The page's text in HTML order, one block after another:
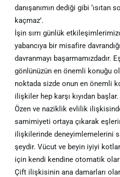
danışanımın dediği gibi ‘ısıtan
kaçmaz’.
İşin sırrı günlük
yabancıya bir misafire
davranmayı başarmamızdadır.
gönlünüzün en önemli konuğu
noktada sizde onun en önemli
ilişkiler hep karşı kıyıdan başlar.
Özen ve naziklik evlilik
samimiyeti ortaya çıkarak
ilişkilerinde deneyimlemelerini
şeydir. Vücut ve beyin iyiyi
için kendi kendine otomatik
Çift ilişkisinin ana damarları